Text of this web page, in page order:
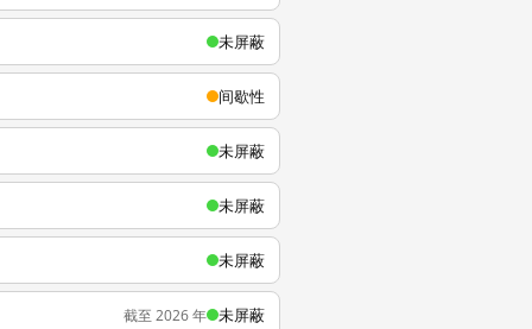
未屏蔽
间歇性
未屏蔽
未屏蔽
未屏蔽
截至 2026 年 未屏蔽